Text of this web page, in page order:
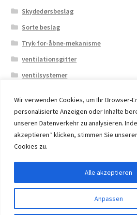
Wir verwenden Cookies, um Ihr Browser-
personalisierte Anzeigen oder Inhalte
unseren Datenverkehr zu analysieren.
akzeptieren“ klicken, stimmen Sie
Cookies zu.
Anpassen
Alle akzeptieren
Skydedørsbeslag
Sorte beslag
Tryk-for-åbne-mekanisme
ventilationsgitter
ventilsystemer
© 2026 Eruon Trade UG, Germany,